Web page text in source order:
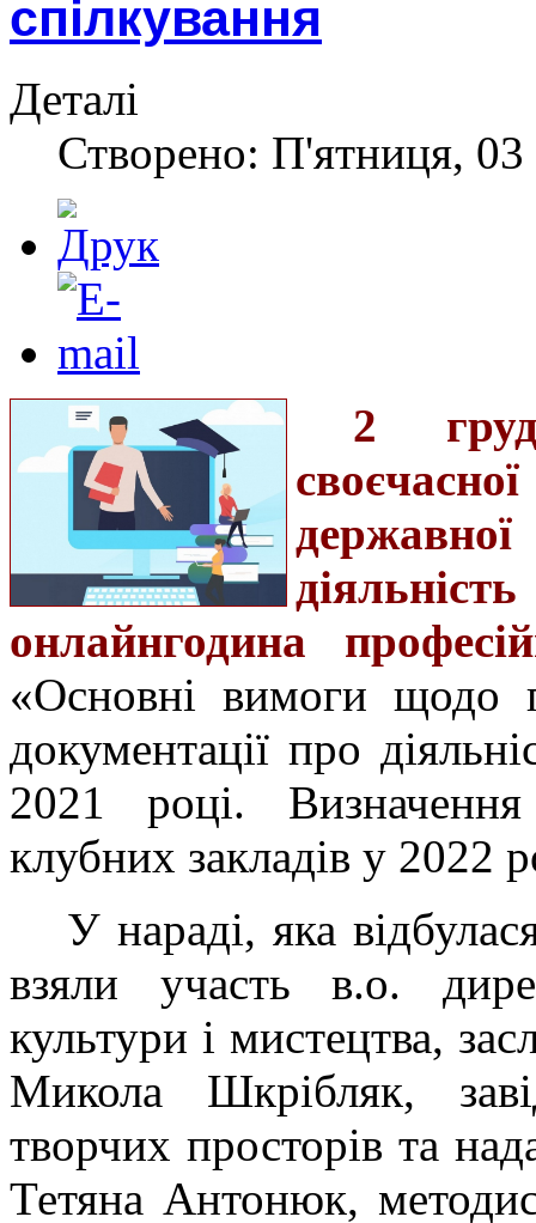
спілкування
Деталі
Створено: П'ятниця,
2
державної
онлайнгодина
«Основні вимоги щодо
документації про
2021 році.
клубних закладів у 2022
У нараді, яка
взяли участь в.о.
культури і мистецтва,
Микола Шкрібляк,
творчих просторів та
Тетяна Антонюк,